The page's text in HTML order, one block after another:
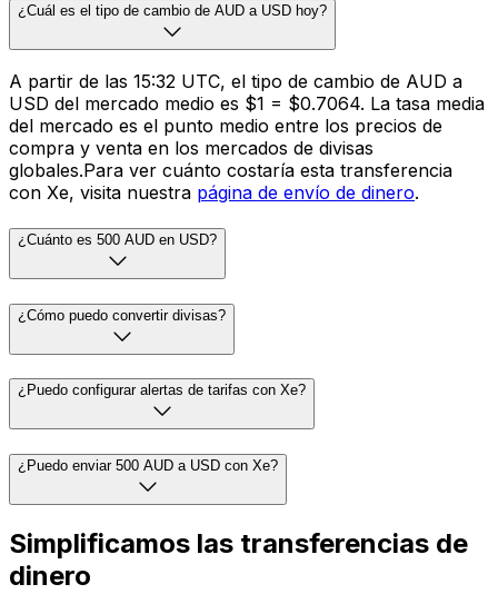
¿Cuál es el tipo de cambio de AUD a USD hoy?
A partir de las 15:32 UTC, el tipo de cambio de AUD a
USD del mercado medio es $1 = $0.7064. La tasa media
del mercado es el punto medio entre los precios de
compra y venta en los mercados de divisas
globales.Para ver cuánto costaría esta transferencia
con Xe, visita nuestra página de envío de dinero.
¿Cuánto es 500 AUD en USD?
¿Cómo puedo convertir divisas?
¿Puedo configurar alertas de tarifas con Xe?
¿Puedo enviar 500 AUD a USD con Xe?
Simplificamos las transferencias de
dinero